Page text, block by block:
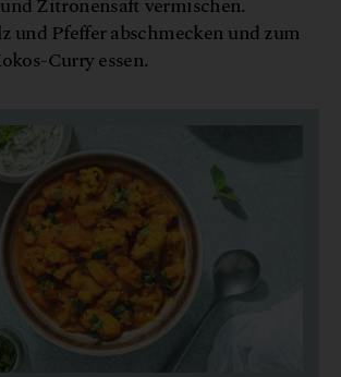
Zitronensaft vermischen.
und Pfeffer abschmecken und zum
Curry essen.